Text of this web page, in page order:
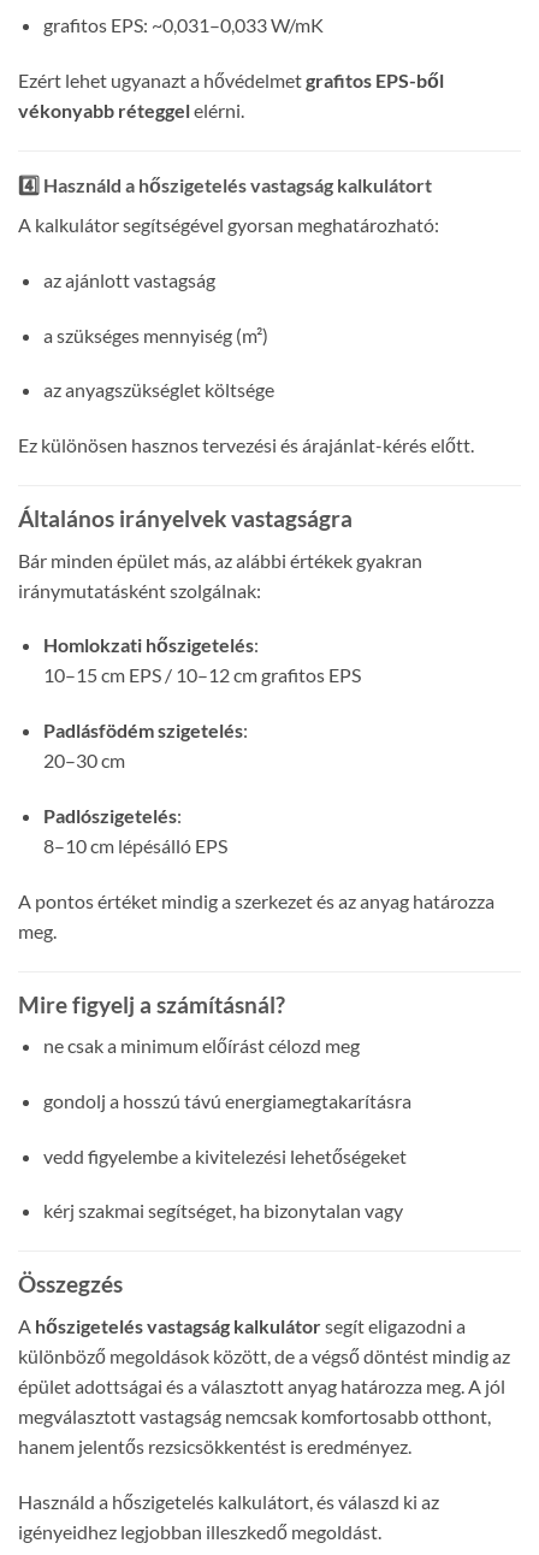
grafitos EPS: ~0,031–0,033 W/mK
Ezért lehet ugyanazt a hővédelmetgrafitos EPS-ből
vékonyabb réteggelelérni.
4️⃣ Használd a hőszigetelés vastagság kalkulátort
A kalkulátor segítségével gyorsan meghatározható:
az ajánlott vastagság
a szükséges mennyiség (m²)
az anyagszükséglet költsége
Ez különösen hasznos tervezési és árajánlat-kérés előtt.
Általános irányelvek vastagságra
Bár minden épület más, az alábbi értékek gyakran
iránymutatásként szolgálnak:
Homlokzati hőszigetelés:
10–15 cm EPS / 10–12 cm grafitos EPS
Padlásfödém szigetelés:
20–30 cm
Padlószigetelés:
8–10 cm lépésálló EPS
A pontos értéket mindig a szerkezet és az anyag határozza
meg.
Mire figyelj a számításnál?
ne csak a minimum előírást célozd meg
gondolj a hosszú távú energiamegtakarításra
vedd figyelembe a kivitelezési lehetőségeket
kérj szakmai segítséget, ha bizonytalan vagy
Összegzés
A hőszigetelés vastagság kalkulátorsegít eligazodni a
különböző megoldások között, de a végső döntést mindig az
épület adottságai és a választott anyag határozza meg. A jól
megválasztott vastagság nemcsak komfortosabb otthont,
hanem jelentős rezsicsökkentést is eredményez.
Használd a hőszigetelés kalkulátort, és válaszd ki az
igényeidhez legjobban illeszkedő megoldást.